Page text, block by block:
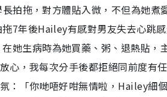
拍拖，對方體貼入微，不但為她
7年後Hailey有感對男友失去心跳
她生病時為她買藥、粥、退熱貼，
心，我每次分手後都拒絕同前度有
：「你哋唔好咁無情啦，Hailey細